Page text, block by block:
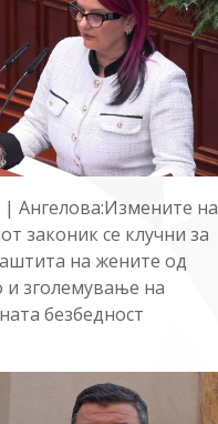
| Ангелова:Измените на
законик се клучни за
на жените од
и зголемување на
безбедност